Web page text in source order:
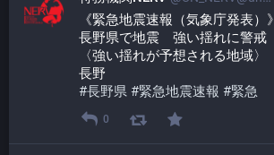
《緊急地震速報（気象庁発表）》
長野県で地震　強い揺れに警戒
〈強い揺れが予想される地域〉
長野
#長野県 #緊急地震速報 #緊急
0